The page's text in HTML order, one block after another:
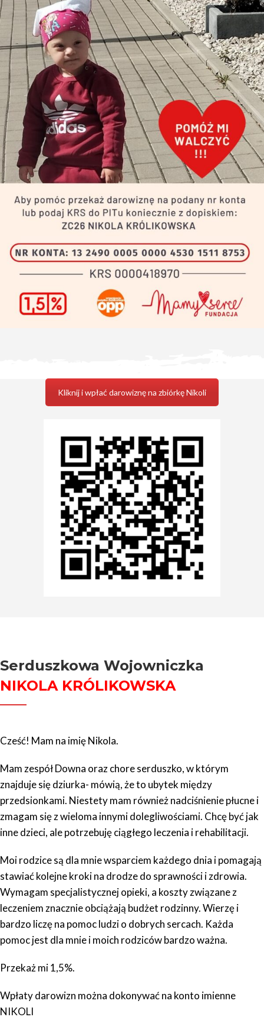
Kliknij i wpłać darowiznę na zbiórkę Nikoli
Serduszkowa Wojowniczka
NIKOLA KRÓLIKOWSKA
Cześć! Mam na imię Nikola.
Mam zespół Downa oraz chore serduszko, w którym
znajduje się dziurka- mówią, że to ubytek między
przedsionkami. Niestety mam również nadciśnienie płucne i
zmagam się z wieloma innymi dolegliwościami. Chcę być jak
inne dzieci, ale potrzebuję ciągłego leczenia i rehabilitacji.
Moi rodzice są dla mnie wsparciem każdego dnia i pomagają
stawiać kolejne kroki na drodze do sprawności i zdrowia.
Wymagam specjalistycznej opieki, a koszty związane z
leczeniem znacznie obciążają budżet rodzinny. Wierzę i
bardzo liczę na pomoc ludzi o dobrych sercach. Każda
pomoc jest dla mnie i moich rodziców bardzo ważna.
Przekaż mi 1,5%.
Wpłaty darowizn można dokonywać na konto imienne
NIKOLI